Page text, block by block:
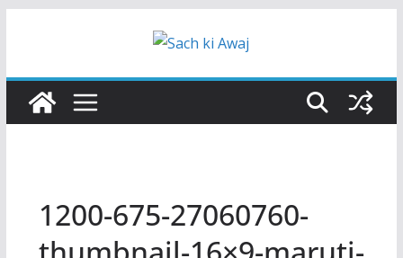
1200-675-27060760-